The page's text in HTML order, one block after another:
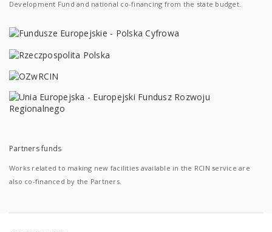
Development Fund and national co-financing from the state budget.
Partners funds
Works related to making new facilities available in the RCIN service are
also co-financed by the Partners.